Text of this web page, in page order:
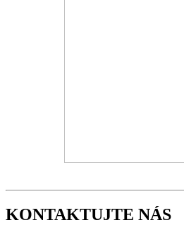
KONTAKTUJTE NÁS